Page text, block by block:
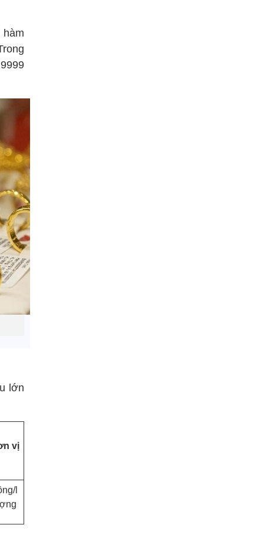
lớn
vị
l